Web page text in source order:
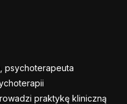
psychoterapeuta
praktykę kliniczną